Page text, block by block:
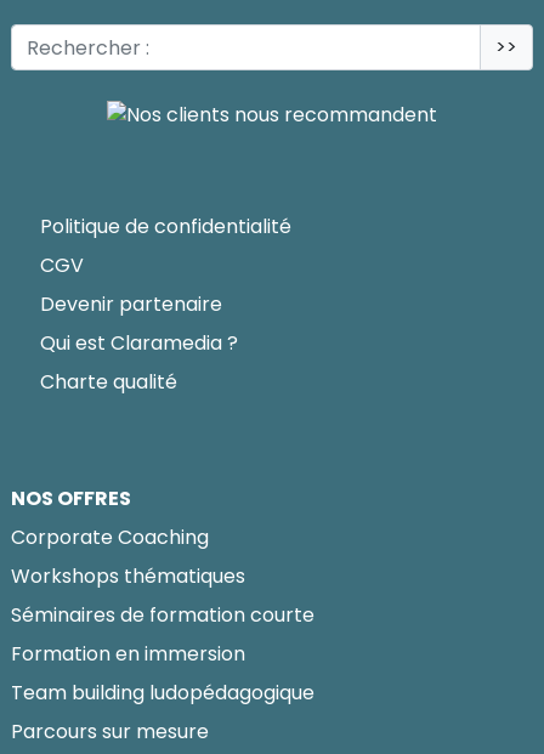
>>
Politique de confidentialité
CGV
Devenir partenaire
Qui est Claramedia ?
Charte qualité
NOS OFFRES
Corporate Coaching
Workshops thématiques
Séminaires de formation courte
Formation en immersion
Team building ludopédagogique
Parcours sur mesure